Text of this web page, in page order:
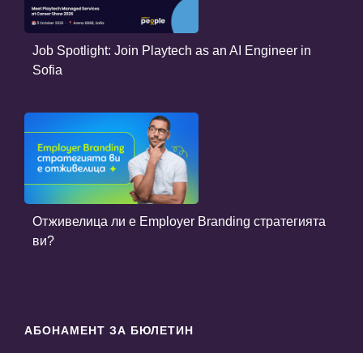
Job Spotlight: Join Playtech as an AI Engineer in
Sofia
Отживелица ли е Employer Branding стратегията
ви?
АБОНАМЕНТ ЗА БЮЛЕТИН